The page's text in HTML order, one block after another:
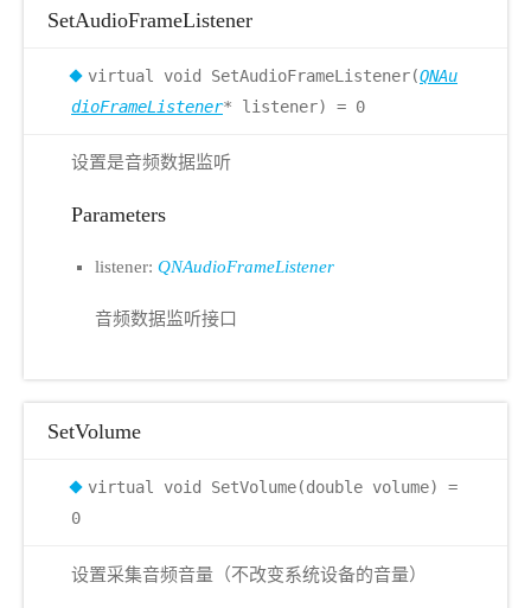
SetAudioFrameListener
virtual void SetAudioFrameListener(QNAu
dioFrameListener* listener) = 0
设置是音频数据监听
Parameters
listener: QNAudioFrameListener
音频数据监听接口
SetVolume
virtual void SetVolume(double volume) =
0
设置采集音频音量（不改变系统设备的音量）